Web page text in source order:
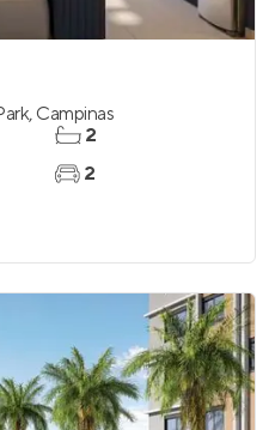
, Campinas
2
2